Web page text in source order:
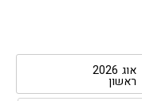
אוג 2026
ראשון